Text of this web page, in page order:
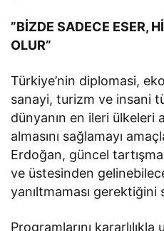
”BİZDE SADECE ESER,
OLUR”
Türkiye’nin diplomasi,
sanayi, turizm ve insani
dünyanın en ileri ülkeleri
almasını sağlamayı
Erdoğan, güncel
ve üstesinden
yanıltmaması gerektiğini
Programlarını kararlılıkla